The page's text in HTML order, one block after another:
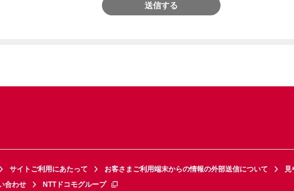
送信する
サイトご利用にあたって お客さまご利用端末からの情報の外部送信について
見
合わせ NTTドコモグループ